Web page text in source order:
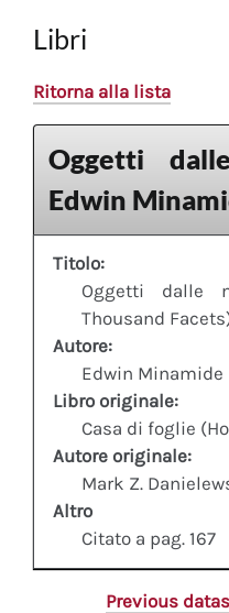
Libri
Ritorna alla lista
Oggetti
Edwin
Titolo:
Oggetti dalle
Thousand
Autore:
Edwin Minamide
Libro originale:
Casa di foglie
Autore originale:
Mark Z.
Altro
Citato a pag. 167
Previous